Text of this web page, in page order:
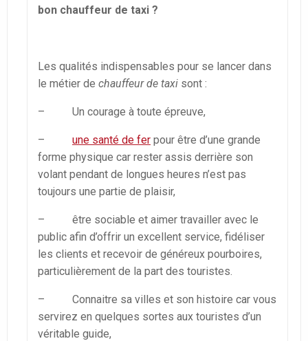
bon chauffeur de taxi ?
Les qualités indispensables pour se lancer dans
le métier de chauffeur de taxi sont :
– Un courage à toute épreuve,
– une santé de fer pour être d’une grande
forme physique car rester assis derrière son
volant pendant de longues heures n’est pas
toujours une partie de plaisir,
– être sociable et aimer travailler avec le
public afin d’offrir un excellent service, fidéliser
les clients et recevoir de généreux pourboires,
particulièrement de la part des touristes.
– Connaitre sa villes et son histoire car vous
servirez en quelques sortes aux touristes d’un
véritable guide,